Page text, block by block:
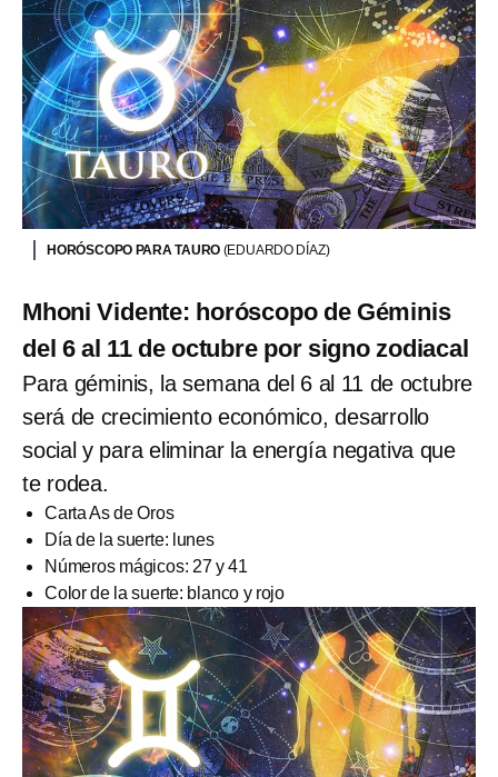
HORÓSCOPO PARA TAURO (EDUARDO DÍAZ)
Mhoni Vidente: horóscopo de Géminis
del 6 al 11 de octubre por signo zodiacal
Para géminis, la semana del 6 al 11 de octubre
será de crecimiento económico, desarrollo
social y para eliminar la energía negativa que
te rodea.
Carta As de Oros
Día de la suerte: lunes
Números mágicos: 27 y 41
Color de la suerte: blanco y rojo